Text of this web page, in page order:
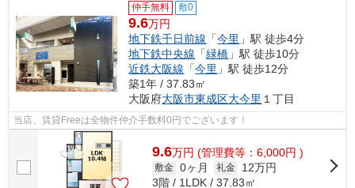
仲手無料 敷0
9.6万円
地下鉄千日前線 「今里 」駅 徒歩4分
地下鉄中央線 「緑橋 」駅 徒歩10分
近鉄大阪線 「今里 」駅 徒歩12分
築1年 / 37.83㎡
大阪府大阪市東成区大今里 １丁目
当店、賃貸Freeは全物件仲介手数料0円でございます！
9.6万円 (管理費等：6,000円 )
敷金 0ヶ月 礼金
12万円
3階 / 1LDK / 37.83㎡